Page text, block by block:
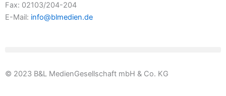
Fax: 02103/204-204
E-Mail: info@blmedien.de
© 2023 B&L MedienGesellschaft mbH & Co. KG